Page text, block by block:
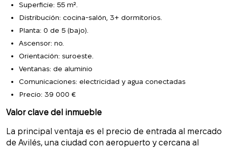
Superficie: 55 m².
Distribución: cocina-salón, 3+ dormitorios.
Planta: 0 de 5 (bajo).
Ascensor: no.
Orientación: suroeste.
Ventanas: de aluminio
Comunicaciones: electricidad y agua conectadas
Precio: 39 000 €
Valor clave del inmueble
La principal ventaja es el precio de entrada al mercado
de Avilés, una ciudad con aeropuerto y cercana al